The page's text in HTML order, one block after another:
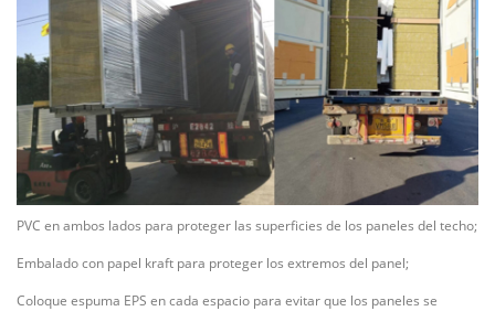
PVC en ambos lados para proteger las superficies de los paneles del techo;
Embalado con papel kraft para proteger los extremos del panel;
Coloque espuma EPS en cada espacio para evitar que los paneles se